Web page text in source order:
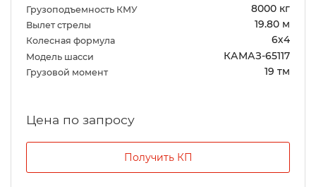
Грузоподъемность КМУ 8000 кг
Вылет стрелы 19.80 м
Колесная формула 6х4
Модель шасси КАМАЗ-65117
Грузовой момент 19 тм
Цена по запросу
Получить КП